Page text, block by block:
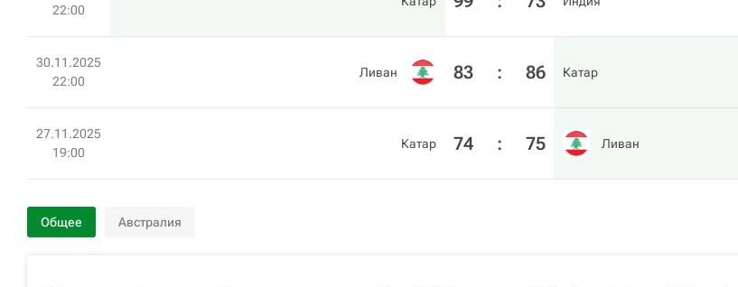
22:00
30.11.2025
22:00
Ливан 83 : 86 Катар
27.11.2025
19:00
Катар 74 : 75 Ливан
Общее Австралия